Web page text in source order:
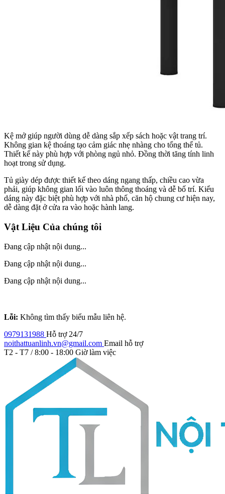
Kệ mở giúp người dùng dễ dàng sắp xếp sách hoặc vật trang trí.
Không gian kệ thoáng tạo cảm giác nhẹ nhàng cho tổng thể tủ.
Thiết kế này phù hợp với phòng ngủ nhỏ. Đồng thời tăng tính linh
hoạt trong sử dụng.
Tủ giày dép được thiết kế theo dáng ngang thấp, chiều cao vừa
phải, giúp không gian lối vào luôn thông thoáng và dễ bố trí. Kiểu
dáng này đặc biệt phù hợp với nhà phố, căn hộ chung cư hiện nay,
dễ dàng đặt ở cửa ra vào hoặc hành lang.
Vật Liệu Của chúng tôi
Đang cập nhật nội dung...
Đang cập nhật nội dung...
Đang cập nhật nội dung...
Lỗi: Không tìm thấy biểu mẫu liên hệ.
0979131988 Hỗ trợ 24/7
noithattuanlinh.vn@gmail.com Email hỗ trợ
T2 - T7 / 8:00 - 18:00 Giờ làm việc